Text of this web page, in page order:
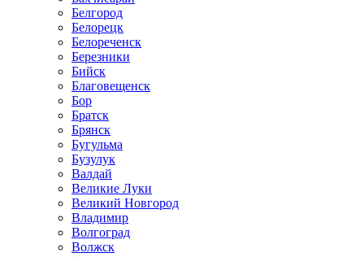
Белгород
Белорецк
Белореченск
Березники
Бийск
Благовещенск
Бор
Братск
Брянск
Бугульма
Бузулук
Валдай
Великие Луки
Великий Новгород
Владимир
Волгоград
Волжск